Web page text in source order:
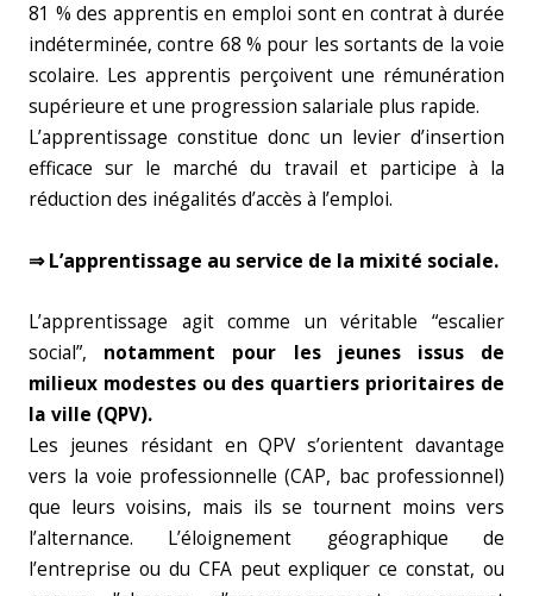
81 % des apprentis en emploi sont en contrat à durée
indéterminée, contre 68 % pour les sortants de la voie
scolaire. Les apprentis perçoivent une rémunération
supérieure et une progression salariale plus rapide.
L’apprentissage constitue donc un levier d’insertion
efficace sur le marché du travail et participe à la
réduction des inégalités d’accès à l’emploi.
⇒ L’apprentissage au service de la mixité sociale.
L’apprentissage agit comme un véritable “escalier
social”, notamment pour les jeunes issus de
milieux modestes ou des quartiers prioritaires de
la ville (QPV).
Les jeunes résidant en QPV s’orientent davantage
vers la voie professionnelle (CAP, bac professionnel)
que leurs voisins, mais ils se tournent moins vers
l’alternance. L’éloignement géographique de
l’entreprise ou du CFA peut expliquer ce constat, ou